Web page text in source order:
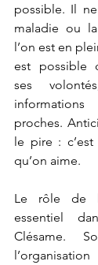
possible. Il
maladie ou
l’on est en
est possible
ses
proches.
le pire : c’est
qu’on aime.
Le rôle de
essentiel
Clésame.